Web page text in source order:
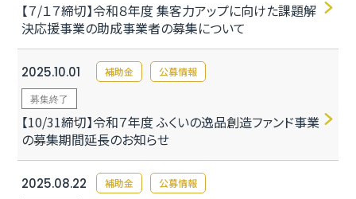
【７/１７締切】令和８年度 集客力アップに向けた課題解
決応援事業の助成事業者の募集について
2025.10.01 補助金 公募情報
募集終了
【10/31締切】令和７年度 ふくいの逸品創造ファンド事業
の募集期間延長のお知らせ
2025.08.22 補助金 公募情報